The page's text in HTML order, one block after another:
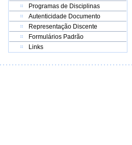
Programas de Disciplinas
Autenticidade Documento
Representação Discente
Formulários Padrão
Links